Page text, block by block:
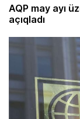
AQP may ayı
açıqladı